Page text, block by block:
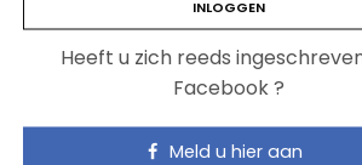
Heeft u zich reeds
Facebook ?
Meld u hier aan